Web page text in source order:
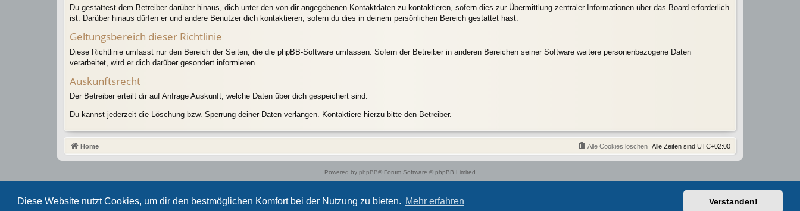
Diese Website nutzt Cookies, um dir den bestmöglichen Komfort bei der Nutzung zu bieten. Mehr erfahren Verstanden!
Du gestattest dem Betreiber darüber hinaus, dich unter den von dir angegebenen Kontaktdaten zu kontaktieren, sofern dies zur Übermittlung zentraler Informationen über das Board erforderlich
ist. Darüber hinaus dürfen er und andere Benutzer dich kontaktieren, sofern du dies in deinem persönlichen Bereich gestattet hast.
Geltungsbereich dieser Richtlinie
Diese Richtlinie umfasst nur den Bereich der Seiten, die die phpBB-Software umfassen. Sofern der Betreiber in anderen Bereichen seiner Software weitere personenbezogene Daten
verarbeitet, wird er dich darüber gesondert informieren.
Auskunftsrecht
Der Betreiber erteilt dir auf Anfrage Auskunft, welche Daten über dich gespeichert sind.
Du kannst jederzeit die Löschung bzw. Sperrung deiner Daten verlangen. Kontaktiere hierzu bitte den Betreiber.
Home Alle Zeiten sind UTC+02:00
Alle Cookies löschen
Powered by phpBB® Forum Software © phpBB Limited
Style vonArty- phpBB 3.3 von MrGaby
Datenschutz|Nutzungsbedingungen